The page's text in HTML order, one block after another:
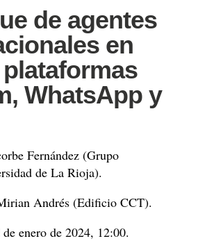
de agentes
en
WhatsApp y
Fernández (Grupo
de La Rioja).
Andrés (Edificio CCT).
enero de 2024, 12:00.